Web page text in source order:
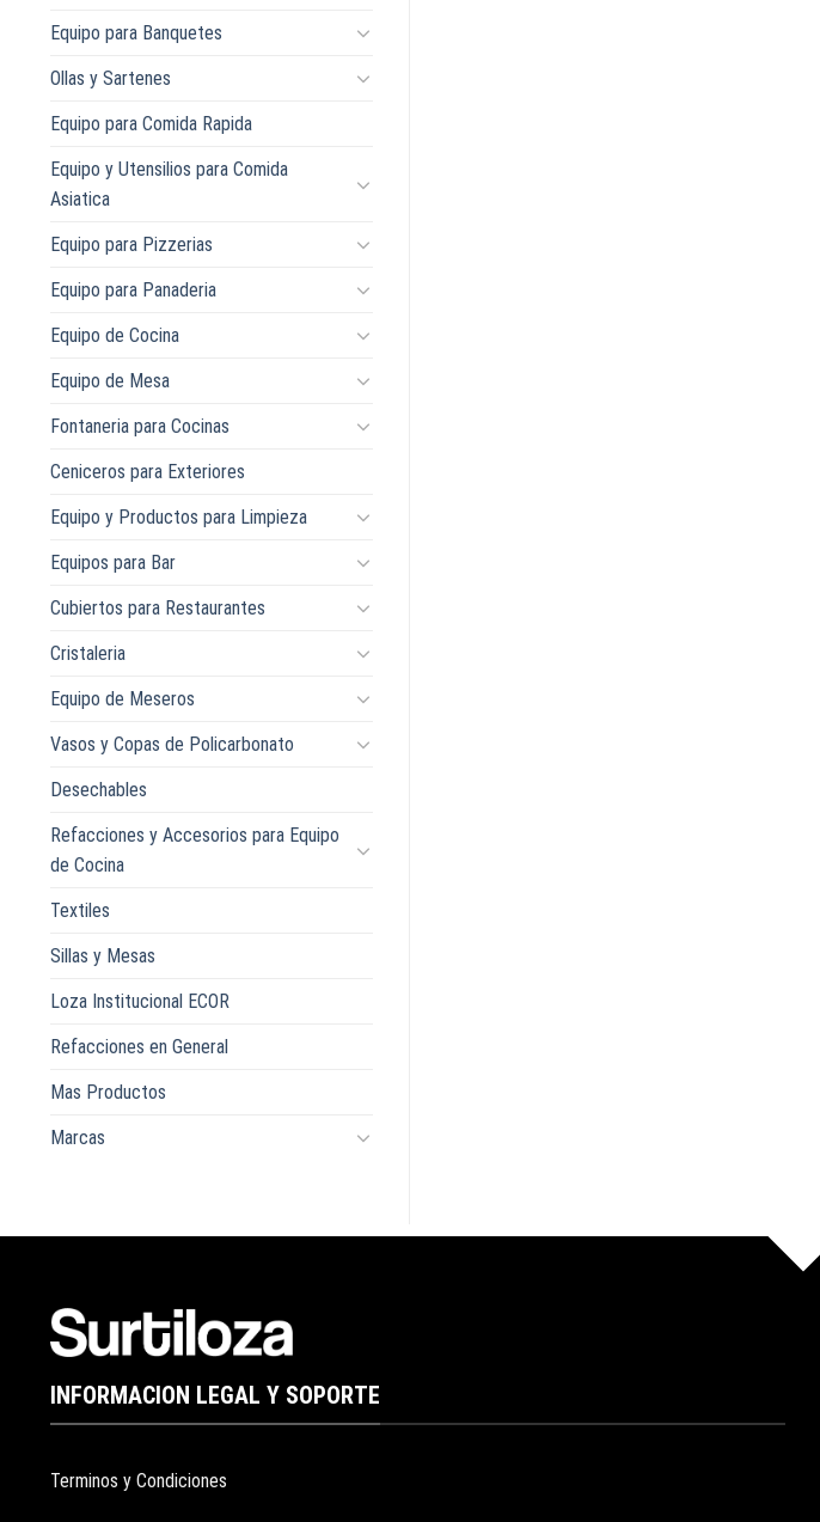
Equipo para Banquetes
Ollas y Sartenes
Equipo para Comida Rapida
Equipo y Utensilios para Comida
Asiatica
Equipo para Pizzerias
Equipo para Panaderia
Equipo de Cocina
Equipo de Mesa
Fontaneria para Cocinas
Ceniceros para Exteriores
Equipo y Productos para Limpieza
Equipos para Bar
Cubiertos para Restaurantes
Cristaleria
Equipo de Meseros
Vasos y Copas de Policarbonato
Desechables
Refacciones y Accesorios para Equipo
de Cocina
Textiles
Sillas y Mesas
Loza Institucional ECOR
Refacciones en General
Mas Productos
Marcas
INFORMACION LEGAL Y SOPORTE
Terminos y Condiciones